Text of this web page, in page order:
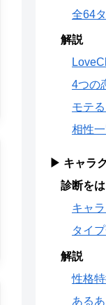
全64
解説
4つの
モテ
相性
▶ キャラ
診断を
キャ
タイ
解説
性格
ある